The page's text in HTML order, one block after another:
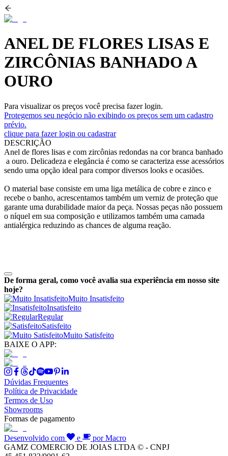
ANEL DE FLORES LISAS E
ZIRCÔNIAS BANHADO A
OURO
Para visualizar os preços você precisa fazer login.
Protegemos seu negócio não exibindo os preços sem um cadastro
prévio.
clique para fazer login ou cadastrar
DESCRIÇÃO
Anel de flores lisas e com zircônias redondas na cor branca banhado
a ouro. Delicadeza e elegância é como se caracteriza esse acessórios
sendo uma opção ideal para compor diversos looks e ocasiões.
O material base consiste em uma liga metálica de cobre e zinco e
recebe o banho, acrescentamos também um verniz de proteção que
garante uma durabilidade maior da peça. Nossas peças não possuem
o níquel em sua composição e utilizamos também uma camada
antialérgica reduzindo as chances de alguma reação.
De forma geral, como você avalia sua experiência em nosso site
hoje?
Muito Insatisfeito
Insatisfeito
Regular
Satisfeito
Muito Satisfeito
BAIXE O APP:
Dúvidas Frequentes
Política de Privacidade
Termos de Uso
Showrooms
Formas de pagamento
Desenvolvido com e
por Macro
GAMZ COMERCIO DE JOIAS LTDA © - CNPJ